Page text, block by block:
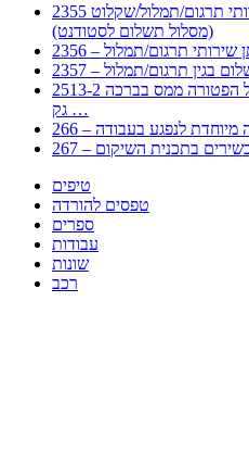
2355 דרישה לתשלום עבור מתן שירותי תרגום/תמלול/שקלוט
(מסלול תשלום לסטודנט)
מתן שירותי תרגום/תמלול
תשלום בגין תרגום/תמלול
2513-2 טופס חדש הצהרה על העברה לחול הפטורה ממס בברכה
גק …
מיוחדת לנפגע בעבודה
בתכנית השיקום
טיפים
טפסים להורדה
ספרים
עבודות
שונות
רכב